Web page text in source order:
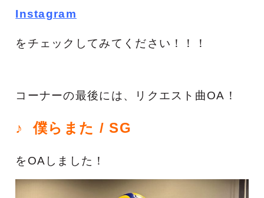
Instagram
をチェックしてみてください！！！
コーナーの最後には、リクエスト曲OA！
♪ 僕らまた / SG
をOAしました！